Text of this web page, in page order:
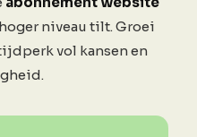
niveau tilt. Groei
vol kansen en